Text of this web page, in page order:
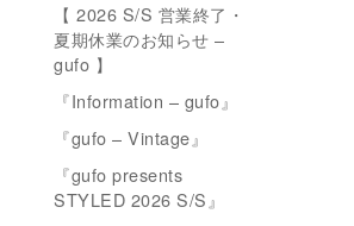
【 2026 S/S 営業終了・
夏期休業のお知らせ –
gufo 】
『Information – gufo』
『gufo – Vintage』
『gufo presents
STYLED 2026 S/S』